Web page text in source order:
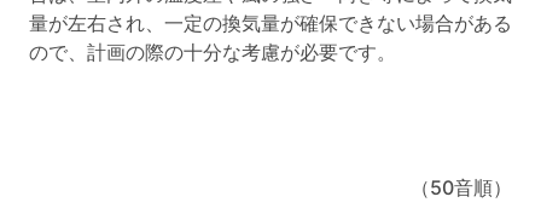
量が左右され、一定の換気量が確保できない場合がある
ので、計画の際の十分な考慮が必要です。
（50音順）